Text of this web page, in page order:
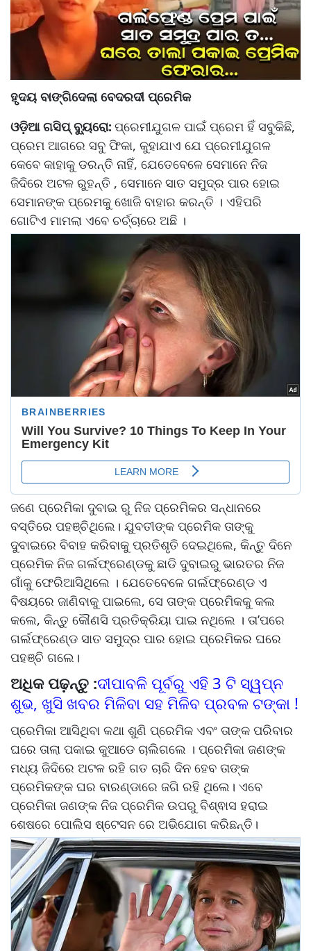
ହୃଦୟ ବାଙ୍ଗିଦେଲା ବେଦରଦୀ ପ୍ରେମିକ
ଓଡ଼ିଆ ଗସିପ୍ ବ୍ୟୁରୋ: ପ୍ରେମୀଯୁଗଳ ପାଇଁ ପ୍ରେମ ହିଁ ସବୁକିଛି,
ପ୍ରେମ ଆଗରେ ସବୁ ଫିକା, କୁହାଯାଏ ଯେ ପ୍ରେମୀଯୁଗଳ
କେବେ କାହାକୁ ଡରନ୍ତି ନାହିଁ, ଯେତେବେଳେ ସେମାନେ ନିଜ
ଜିଦିରେ ଅଟଳ ରୁହନ୍ତି , ସେମାନେ ସାତ ସମୁଦ୍ର ପାର ହୋଇ
ସେମାନଙ୍କ ପ୍ରେମକୁ ଖୋଜି ବାହାର କରନ୍ତି । ଏହିପରି
ଗୋଟିଏ ମାମଲା ଏବେ ଚର୍ଚ୍ଚାରେ ଅଛି ।
ଜଣେ ପ୍ରେମିକା ଦୁବାଇ ରୁ ନିଜ ପ୍ରେମିକର ସନ୍ଧାନରେ
ବସ୍ତିରେ ପହଞ୍ଚିଥିଲେ। ଯୁବତୀଙ୍କ ପ୍ରେମିକ ତାଙ୍କୁ
ଦୁବାଇରେ ବିବାହ କରିବାକୁ ପ୍ରତିଶୃତି ଦେଇଥିଲେ, କିନ୍ତୁ ଦିନେ
ପ୍ରେମିକ ନିଜ ଗର୍ଲଫ୍ରେଣ୍ଡକୁ ଛାଡି ଦୁବାଇରୁ ଭାରତର ନିଜ
ଗାଁକୁ ଫେରିଆସିଥିଲେ । ଯେତେବେଳେ ଗର୍ଲଫ୍ରେଣ୍ଡ ଏ
ବିଷୟରେ ଜାଣିବାକୁ ପାଇଲେ, ସେ ତାଙ୍କ ପ୍ରେମିକକୁ କଲ
କଲେ, କିନ୍ତୁ କୌଣସି ପ୍ରତିକ୍ରିୟା ପାଇ ନଥିଲେ । ତା’ପରେ
ଗର୍ଲଫ୍ରେଣ୍ଡ ସାତ ସମୁଦ୍ର ପାର ହୋଇ ପ୍ରେମିକର ଘରେ
ପହଞ୍ଚି ଗଲେ।
ଅଧିକ ପଢ଼ନ୍ତୁ :ଦୀପାବଳି ପୂର୍ବରୁ ଏହି 3 ଟି ସ୍ୱପ୍ନ
ଶୁଭ, ଖୁସି ଖବର ମିଳିବା ସହ ମିଳିବ ପ୍ରବଳ ଟଙ୍କା !
ପ୍ରେମିକା ଆସିଥିବା କଥା ଶୁଣି ପ୍ରେମିକ ଏବଂ ତାଙ୍କ ପରିବାର
ଘରେ ତାଲା ପକାଇ କୁଆଡେ ଚାଲିଗଲେ । ପ୍ରେମିକା ଜଣଙ୍କ
ମଧ୍ୟ ଜିଦିରେ ଅଟଳ ରହି ଗତ ଚାରି ଦିନ ହେବ ତାଙ୍କ
ପ୍ରେମିକଙ୍କ ଘର ବାରଣ୍ଡାରେ ଜଗି ରହି ଥିଲେ। ଏବେ
ପ୍ରେମିକା ଜଣଙ୍କ ନିଜ ପ୍ରେମିକ ଉପରୁ ବିଶ୍ଵାସ ହରାଇ
ଶେଷରେ ପୋଲିସ ଷ୍ଟେସନ ରେ ଅଭିଯୋଗ କରିଛନ୍ତି।